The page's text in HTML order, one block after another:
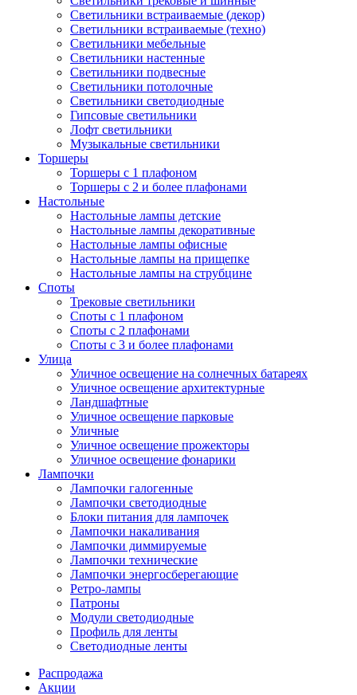
Светильники встраиваемые (декор)
Светильники встраиваемые (техно)
Светильники мебельные
Светильники настенные
Светильники подвесные
Светильники потолочные
Светильники светодиодные
Гипсовые светильники
Лофт светильники
Музыкальные светильники
Торшеры
Торшеры с 1 плафоном
Торшеры с 2 и более плафонами
Настольные
Настольные лампы детские
Настольные лампы декоративные
Настольные лампы офисные
Настольные лампы на прищепке
Настольные лампы на струбцине
Споты
Трековые светильники
Споты с 1 плафоном
Споты с 2 плафонами
Споты с 3 и более плафонами
Улица
Уличное освещение на солнечных батареях
Уличное освещение архитектурные
Ландшафтные
Уличное освещение парковые
Уличные
Уличное освещение прожекторы
Уличное освещение фонарики
Лампочки
Лампочки галогенные
Лампочки светодиодные
Блоки питания для лампочек
Лампочки накаливания
Лампочки диммируемые
Лампочки технические
Лампочки энергосберегающие
Ретро-лампы
Патроны
Модули светодиодные
Профиль для ленты
Светодиодные ленты
Распродажа
Акции